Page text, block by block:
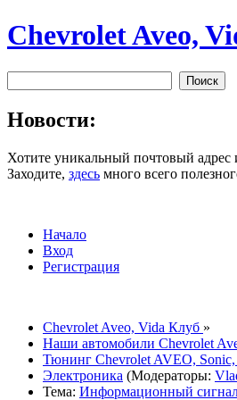
Chevrolet Aveo,
Новости:
Хотите уникальный почтовый адрес
Заходите, здесь много всего
Начало
Вход
Регистрация
Chevrolet Aveo, Vida Клуб »
Наши автомобили Chevrolet
Тюнинг Chevrolet AVEO,
Электроника (Модераторы:
Тема: Информационный